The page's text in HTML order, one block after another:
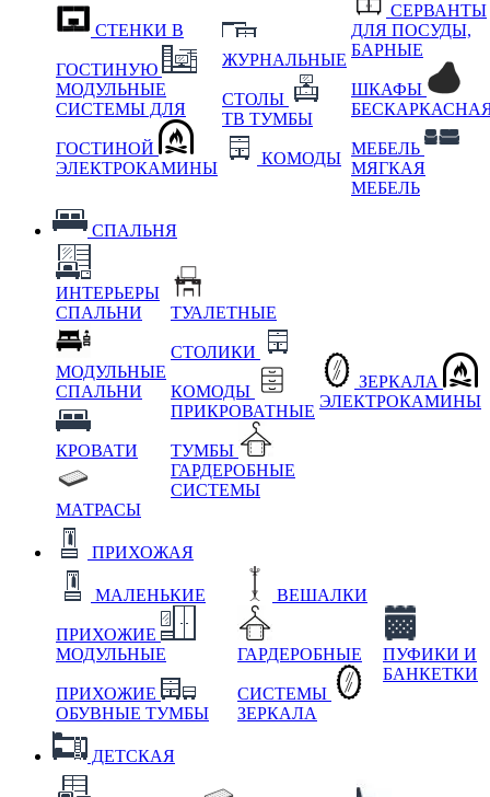
СТЕНКИ В
ГОСТИНУЮ
МОДУЛЬНЫЕ
СИСТЕМЫ ДЛЯ
ГОСТИНОЙ
ЭЛЕКТРОКАМИНЫ
ЖУРНАЛЬНЫЕ
СТОЛЫ
ТВ ТУМБЫ
КОМОДЫ
СЕРВАНТЫ
ДЛЯ ПОСУДЫ,
БАРНЫЕ
ШКАФЫ
МЕБЕЛЬ
МЯГКАЯ
МЕБЕЛЬ
СПАЛЬНЯ
ИНТЕРЬЕРЫ
СПАЛЬНИ
МОДУЛЬНЫЕ
СПАЛЬНИ
КРОВАТИ
МАТРАСЫ
ТУАЛЕТНЫЕ
СТОЛИКИ
КОМОДЫ
ПРИКРОВАТНЫЕ
ТУМБЫ
ГАРДЕРОБНЫЕ
СИСТЕМЫ
ЗЕРКАЛА
ЭЛЕКТРОКАМИНЫ
ПРИХОЖАЯ
МАЛЕНЬКИЕ
ПРИХОЖИЕ
МОДУЛЬНЫЕ
ПРИХОЖИЕ
ОБУВНЫЕ ТУМБЫ
ВЕШАЛКИ
ГАРДЕРОБНЫЕ
СИСТЕМЫ
ЗЕРКАЛА
ПУФИКИ И
БАНКЕТКИ
ДЕТСКАЯ